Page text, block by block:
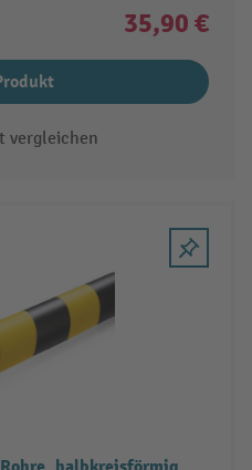
35,90 €
vergleichen